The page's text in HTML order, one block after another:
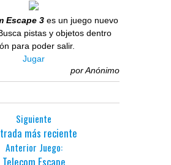
Escape 3 es un juego nuevo
pistas y objetos dentro
para poder salir.
Jugar
porAnónimo
Siguiente
más reciente
Anterior Juego:
Telecom Escape